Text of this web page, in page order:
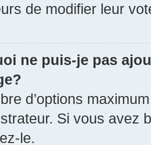
de modifier leur
ne puis-je pas
d’options
Si vous avez
le.